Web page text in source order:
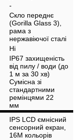
-
Скло переднє
(Gorilla Glass 3),
рама з
нержавіючої сталі
Ні
IP67 захищеність
від пилу / води (до
1 м за 30 хв)
Сумісна зі
стандартними
ремінцями 22
мм
IPS LCD ємнісний
сенсорний екран,
16М кольорів